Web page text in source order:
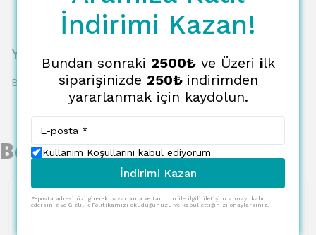
Yorumlar
Bu ürün için henüz yorum yapılmamış.
Benzer Ürünler
İndirimi Kazan!
Bundan sonraki 2500₺ve Üzeri ilk
siparişinizde 250₺ indirimden
yararlanmak için kaydolun.
Kullanım Koşullarını kabul ediyorum
İndirimi Kazan
E-posta adresinizi girerek pazarlama ve tanıtım ile ilgili iletişim almayı kabul
edersiniz ve Gizlilik Politikamızı okuduğunuzu ve kabul ettiğinizi onaylarsınız.